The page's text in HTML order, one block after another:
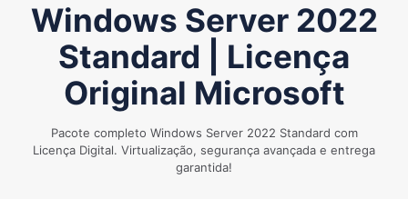
Windows Server 2022
Standard | Licença
Original Microsoft
Pacote completo Windows Server 2022 Standard com
Licença Digital. Virtualização, segurança avançada e entrega
garantida!